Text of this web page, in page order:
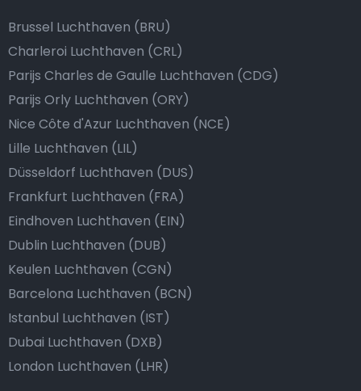
Brussel Luchthaven (BRU)
Charleroi Luchthaven (CRL)
Parijs Charles de Gaulle Luchthaven (CDG)
Parijs Orly Luchthaven (ORY)
Nice Côte d'Azur Luchthaven (NCE)
Lille Luchthaven (LIL)
Düsseldorf Luchthaven (DUS)
Frankfurt Luchthaven (FRA)
Eindhoven Luchthaven (EIN)
Dublin Luchthaven (DUB)
Keulen Luchthaven (CGN)
Barcelona Luchthaven (BCN)
Istanbul Luchthaven (IST)
Dubai Luchthaven (DXB)
London Luchthaven (LHR)